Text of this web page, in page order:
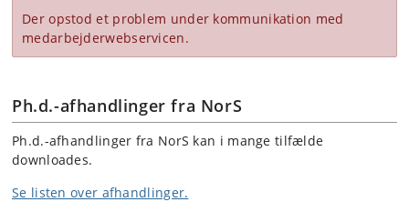
Der opstod et problem under kommunikation med
medarbejderwebservicen.
Ph.d.-afhandlinger fra NorS
Ph.d.-afhandlinger fra NorS kan i mange tilfælde
downloades.
Se listen over afhandlinger.